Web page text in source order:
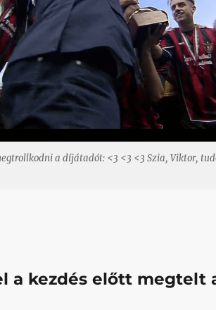
a díjátadót: <3 <3 <3 Szia, Viktor,
a kezdés előtt megtelt